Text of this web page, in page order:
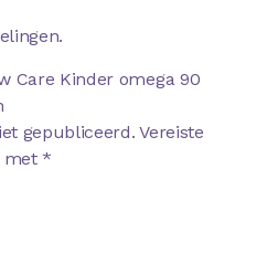
Care Kinder omega 90
gepubliceerd. Vereiste
met*